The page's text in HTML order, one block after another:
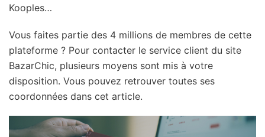
Kooples…
Vous faites partie des 4 millions de membres de cette
plateforme ? Pour contacter le service client du site
BazarChic, plusieurs moyens sont mis à votre
disposition. Vous pouvez retrouver toutes ses
coordonnées dans cet article.